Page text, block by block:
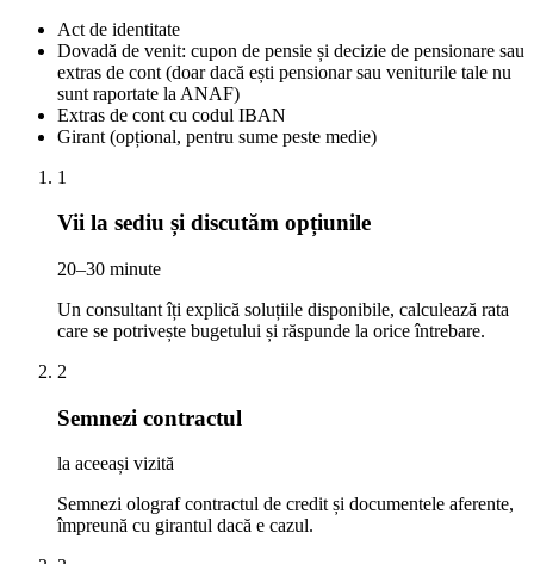
Act de identitate
Dovadă de venit: cupon de pensie și decizie de pensionare sau
extras de cont (doar dacă ești pensionar sau veniturile tale nu
sunt raportate la ANAF)
Extras de cont cu codul IBAN
Girant (opțional, pentru sume peste medie)
1
Vii la sediu și discutăm opțiunile
20–30 minute
Un consultant îți explică soluțiile disponibile, calculează rata
care se potrivește bugetului și răspunde la orice întrebare.
2
Semnezi contractul
la aceeași vizită
Semnezi olograf contractul de credit și documentele aferente,
împreună cu girantul dacă e cazul.